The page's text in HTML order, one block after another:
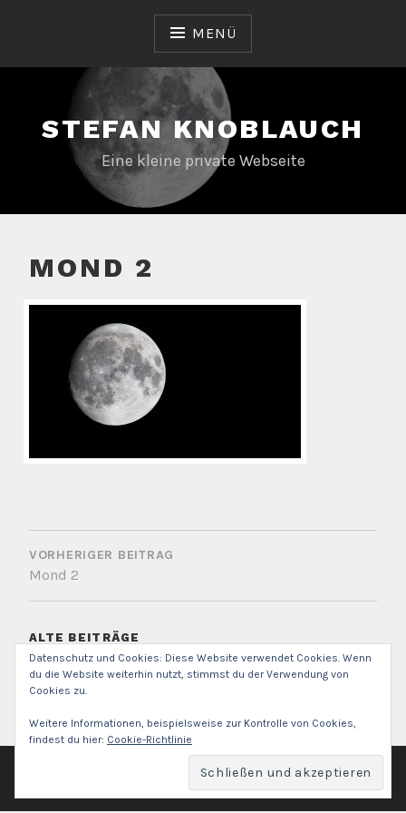
MENÜ
STEFAN KNOBLAUCH
Eine kleine private Webseite
MOND 2
BEITRAGSNAVIGATION
VORHERIGER BEITRAG
Mond 2
ALTE BEITRÄGE
Alte
Beiträge
nach:
STEFAN KNOBLAUCH (C) 2026
Datenschutz und Cookies: Diese Website verwendet Cookies. Wenn
du die Website weiterhin nutzt, stimmst du der Verwendung von
Cookies zu.
Weitere Informationen, beispielsweise zur Kontrolle von Cookies,
findest du hier: Cookie-Richtlinie